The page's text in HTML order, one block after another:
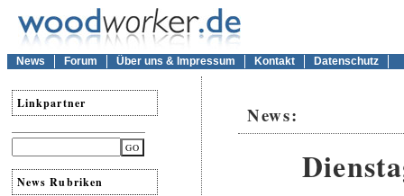
News Forum Über uns & Impressum Kontakt Datenschutz
Linkpartner
News Rubriken
News: